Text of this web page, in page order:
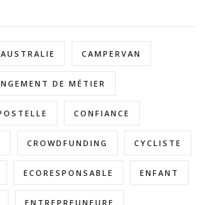
AUSTRALIE CAMPERVAN
DE MÉTIER
CONFIANCE
CROWDFUNDING CYCLISTE
ECORESPONSABLE ENFANT
ENTREPREUNEURE